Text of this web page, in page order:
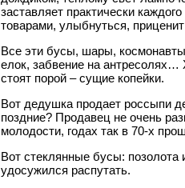
заставляет практически
товарами, улыбнуться,
Все эти бусы, шары,
елок, забвение на антресолях…
стоят порой – сущие копейки.
Вот дедушка продает россыпи
поздние? Продавец не очень
молодости, годах так в 70-х
Вот стеклянные бусы: позолота
удосужился распутать.